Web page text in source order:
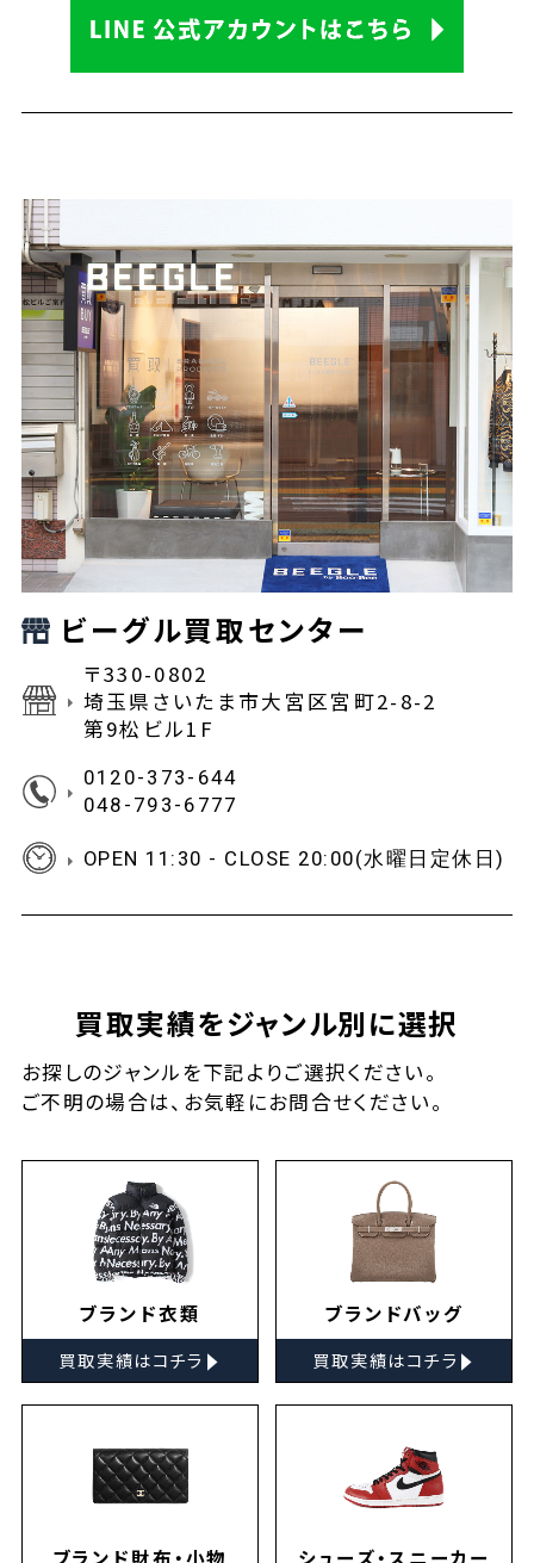
ビーグル買取センター
〒330-0802
埼玉県さいたま市大宮区宮町2-8-2
第9松ビル1F
0120-373-644
048-793-6777
OPEN 11:30 - CLOSE 20:00(水曜日定休日)
買取実績をジャンル別に選択
お探しのジャンルを下記よりご選択ください。
ご不明の場合は、お気軽にお問合せください。
ブランド衣類
買取実績はコチラ ▸
ブランドバッグ
買取実績はコチラ ▸
ブランド財布・小物 シューズ・スニーカー